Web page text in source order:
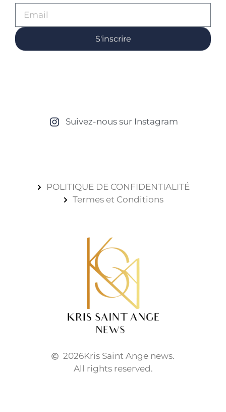
S'inscrire
Suivez-nous sur Instagram
POLITIQUE DE CONFIDENTIALITÉ
Termes et Conditions
2026Kris Saint Ange news.
All rights reserved.